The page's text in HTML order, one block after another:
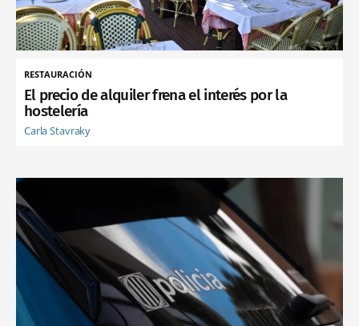
RESTAURACIÓN
El precio de alquiler frena el interés por la
hostelería
Carla Stavraky